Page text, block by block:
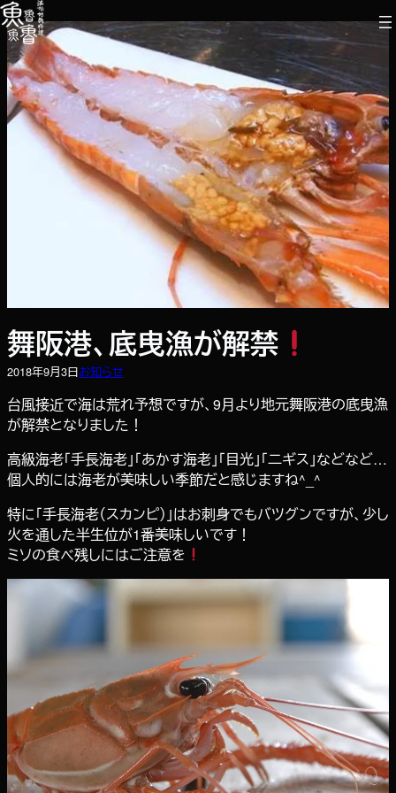
内
容
を
ス
キ
ッ
舞阪港、底曳漁が解禁
2018年9月3日お知らせ
台風接近で海は荒れ予想ですが、9月より地元舞阪港の底曳漁
が解禁となりました！
高級海老「手長海老」「あかす海老」「目光」「二ギス」などなど…
個人的には海老が美味しい季節だと感じますね^_^
特に「手長海老（スカンピ）」はお刺身でもバツグンですが、少し
火を通した半生位が1番美味しいです！
ミソの食べ残しにはご注意を